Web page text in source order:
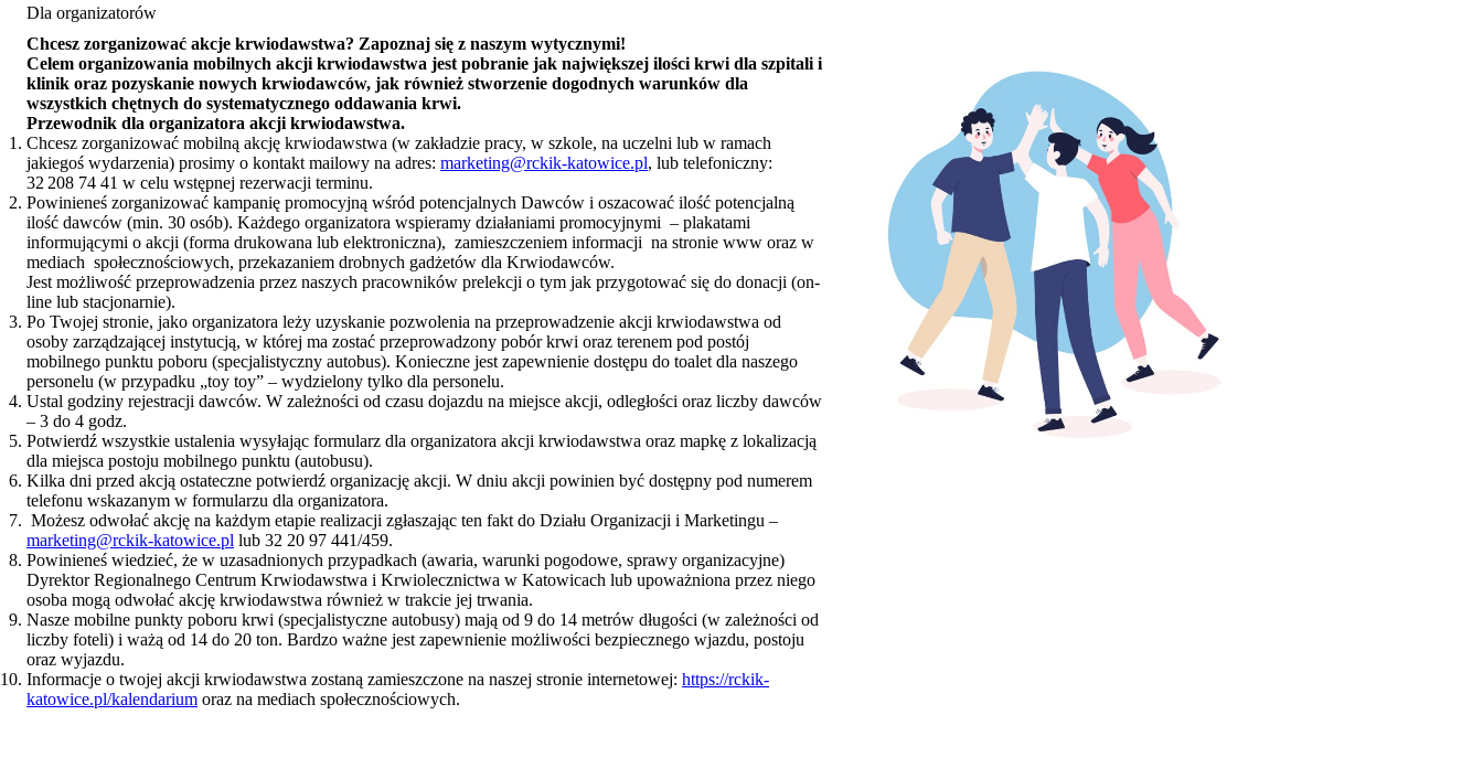
Dla organizatorów
Chcesz zorganizować akcje krwiodawstwa? Zapoznaj się z naszym wytycznymi!
Celem organizowania mobilnych akcji krwiodawstwa jest pobranie jak największej ilości krwi dla szpitali i
klinik oraz pozyskanie nowych krwiodawców, jak również stworzenie dogodnych warunków dla
wszystkich chętnych do systematycznego oddawania krwi.
Przewodnik dla organizatora akcji krwiodawstwa.
Chcesz zorganizować mobilną akcję krwiodawstwa (w zakładzie pracy, w szkole, na uczelni lub w ramach
jakiegoś wydarzenia) prosimy o kontakt mailowy na adres:marketing@rckik-katowice.pl, lub telefoniczny:
32 208 74 41 w celu wstępnej rezerwacji terminu.
Powinieneś zorganizować kampanię promocyjną wśród potencjalnych Dawców i oszacować ilość potencjalną
ilość dawców (min. 30 osób). Każdego organizatora wspieramy działaniami promocyjnymi – plakatami
informującymi o akcji (forma drukowana lub elektroniczna), zamieszczeniem informacji na stronie www oraz w
mediach społecznościowych, przekazaniem drobnych gadżetów dla Krwiodawców.
Jest możliwość przeprowadzenia przez naszych pracowników prelekcji o tym jak przygotować się do donacji (on-
line lub stacjonarnie).
Po Twojej stronie, jako organizatora leży uzyskanie pozwolenia na przeprowadzenie akcji krwiodawstwa od
osoby zarządzającej instytucją, w której ma zostać przeprowadzony pobór krwi oraz terenem pod postój
mobilnego punktu poboru (specjalistyczny autobus). Konieczne jest zapewnienie dostępu do toalet dla naszego
personelu (w przypadku „toy toy” – wydzielony tylko dla personelu.
Ustal godziny rejestracji dawców. W zależności od czasu dojazdu na miejsce akcji, odległości oraz liczby dawców
– 3 do 4 godz.
Potwierdź wszystkie ustalenia wysyłając formularz dla organizatora akcji krwiodawstwa oraz mapkę z lokalizacją
dla miejsca postoju mobilnego punktu (autobusu).
Kilka dni przed akcją ostateczne potwierdź organizację akcji. W dniu akcji powinien być dostępny pod numerem
telefonu wskazanym w formularzu dla organizatora.
Możesz odwołać akcję na każdym etapie realizacji zgłaszając ten fakt do Działu Organizacji i Marketingu –
marketing@rckik-katowice.pl lub 32 20 97 441/459.
Powinieneś wiedzieć, że w uzasadnionych przypadkach (awaria, warunki pogodowe, sprawy organizacyjne)
Dyrektor Regionalnego Centrum Krwiodawstwa i Krwiolecznictwa w Katowicach lub upoważniona przez niego
osoba mogą odwołać akcję krwiodawstwa również w trakcie jej trwania.
Nasze mobilne punkty poboru krwi (specjalistyczne autobusy) mają od 9 do 14 metrów długości (w zależności od
liczby foteli) i ważą od 14 do 20 ton. Bardzo ważne jest zapewnienie możliwości bezpiecznego wjazdu, postoju
oraz wyjazdu.
Informacje o twojej akcji krwiodawstwa zostaną zamieszczone na naszej stronie internetowej:https://rckik-
katowice.pl/kalendarium oraz na mediach społecznościowych.